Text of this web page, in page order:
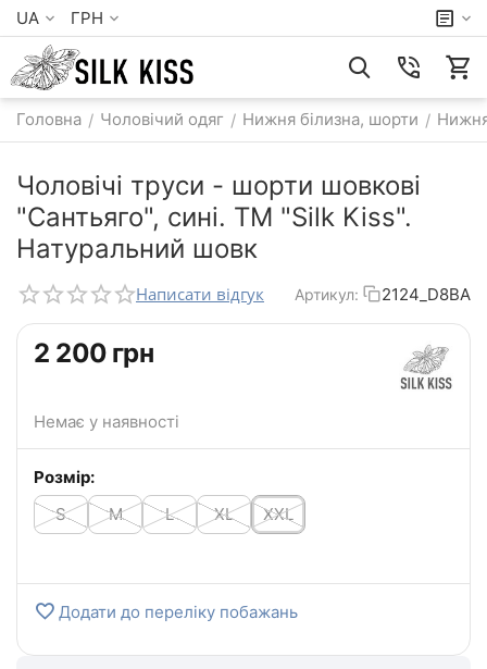
UA ГРН
Головна / Чоловічий одяг / Нижня білизна, шорти /
Чоловічі труси - шорти шовкові
"Сантьяго", сині. TM "Silk Kiss".
Натуральний шовк
Написати відгук Артикул: 2124_D8BA
‍2 200‍ грн
Немає у наявності
Розмір:
S
M L XL XXL
Додати до переліку побажань